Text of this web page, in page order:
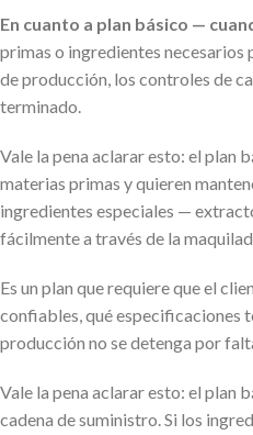
En cuanto a plan básico —
primas o ingredientes
de producción, los controles de
terminado.
Vale la pena aclarar esto: el plan
materias primas y quieren
ingredientes especiales —
fácilmente a través de la
Es un plan que requiere que el
confiables, qué especificaciones
producción no se detenga por
Vale la pena aclarar esto: el plan
cadena de suministro. Si los